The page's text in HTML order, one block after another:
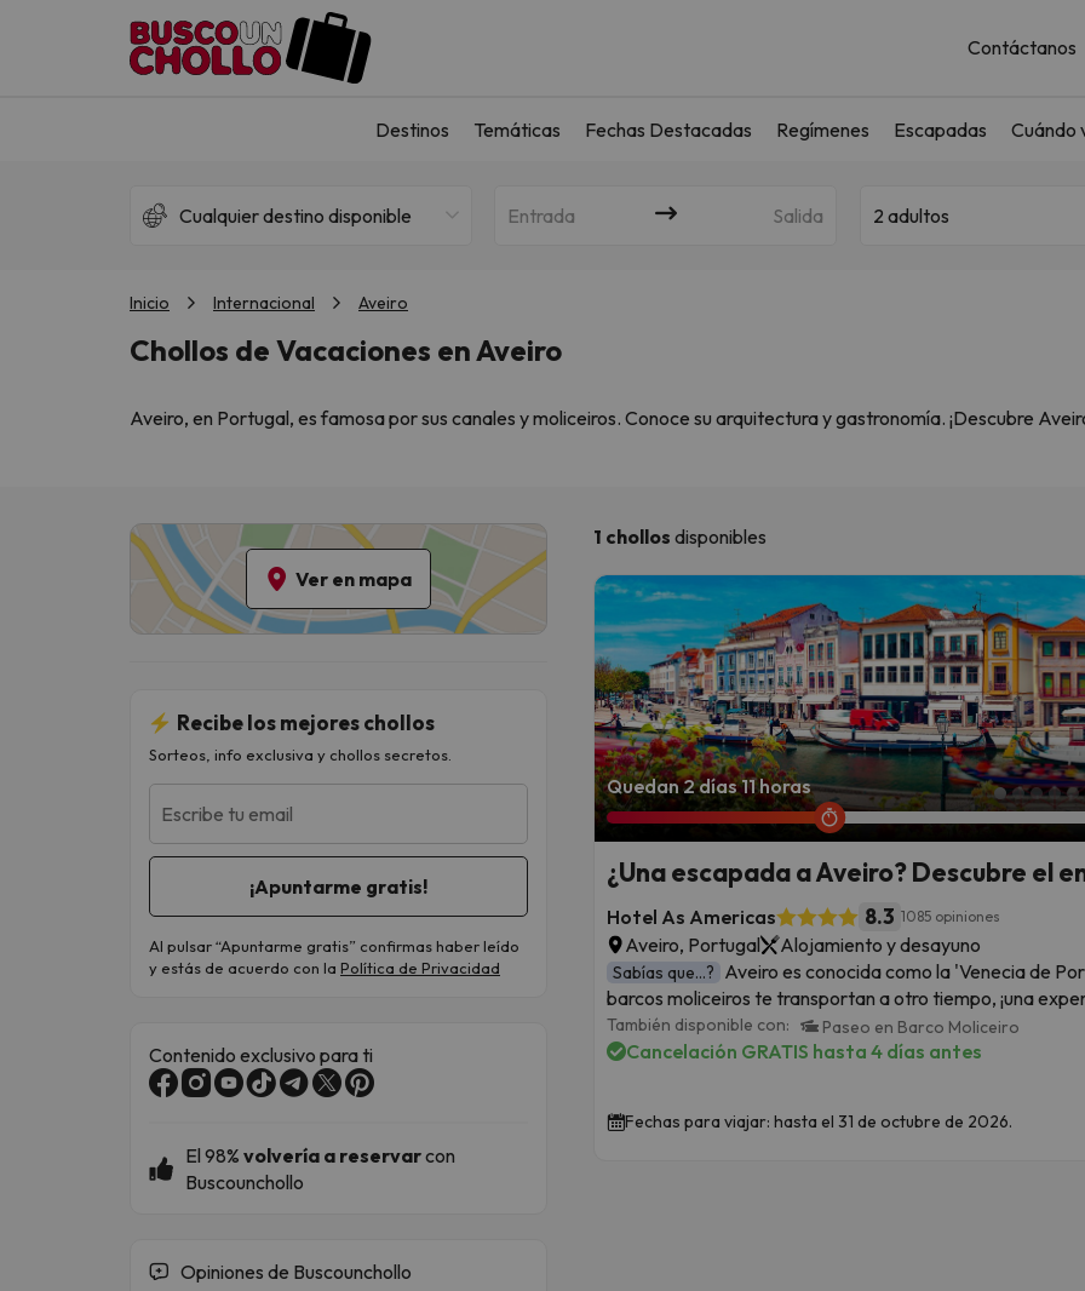
Contáctanos
Destinos Temáticas Fechas Destacadas Regímenes Escapadas Cuándo
Cualquier destino disponible Entrada Salida 2 adultos
Inicio Internacional Aveiro
Chollos de Vacaciones en Aveiro
Aveiro, en Portugal, es famosa por sus canales y moliceiros. Conoce su arquitectura y gastronomía. ¡Descubre
necesitas para una escapada perfecta.
1 chollos disponibles
Quedan 2 días 11 horas
¿Una escapada a Aveiro? Descubre el
Hotel As Americas 8.3 1085 opiniones
Aveiro, Portugal Alojamiento y desayuno
Sabías que...? Aveiro es conocida como la 'Venecia de
barcos moliceiros te transportan a otro tiempo, ¡una
También disponible con: Paseo en Barco Moliceiro
Cancelación GRATIS hasta 4 días antes
Fechas para viajar: hasta el 31 de octubre de 2026.
Ver en mapa
Recibe los mejores chollos
Sorteos, info exclusiva y chollos secretos.
Escribe tu email
Al pulsar “Apuntarme gratis” confirmas haber leído
y estás de acuerdo con la Política de Privacidad
Contenido exclusivo para ti
El 98% volvería a reservarcon
Buscounchollo
Opiniones de Buscounchollo